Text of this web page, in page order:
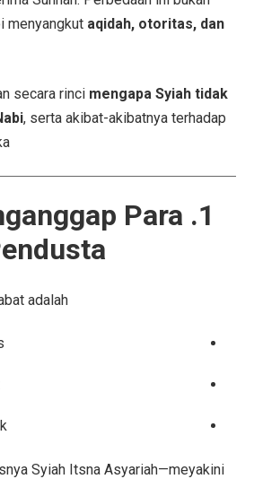
menyangkut aqidah, otoritas, dan
secara rinci mengapa Syiah tidak
, serta akibat-akibatnya terhadap
Para
adalah:
Syiah Itsna Asyariah—meyakini